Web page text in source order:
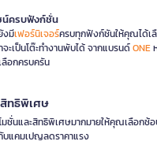
น์ครบฟังก์ชั่น
งมีเฟอร์นิเจอร์ครบทุกฟังก์ชันให้คุณได้เ
จะเป็นโต๊ะทำงานพับได้ จากแบรนด์ONE
ลือกครบครัน
ทธิพิเศษ
มชั่นและสิทธิพิเศษมากมายให้คุณเลือกช้
แคมเปญลดราคาแรง